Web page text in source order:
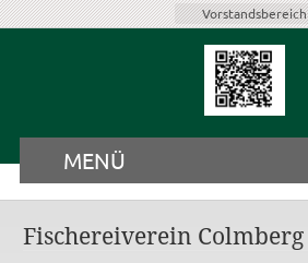
Vorstandsbereich
MENÜ
Fischereiverein Colmberg